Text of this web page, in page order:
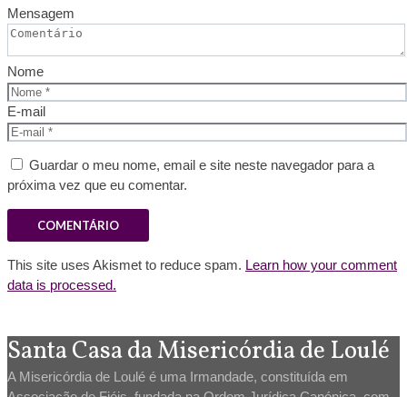
Mensagem
Nome
E-mail
Guardar o meu nome, email e site neste navegador para a
próxima vez que eu comentar.
This site uses Akismet to reduce spam. Learn how your comment
data is processed.
Santa Casa da Misericórdia de Loulé
A Misericórdia de Loulé é uma Irmandade, constituída em